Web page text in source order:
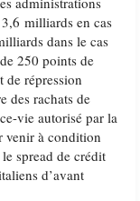
milliards en cas
dans le cas
250 points de
de répression
des rachats de
vie autorisé par la
venir à condition
spread de crédit
d’avant